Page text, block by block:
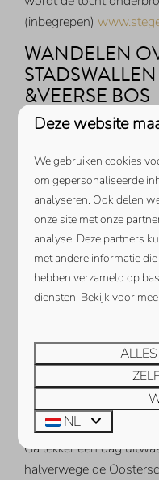
(inbegrepen)
WANDELEN
&VEERSE BOS
Veere is een kleine
plaats in Nederland
om wol te verhandelen.
Schotse tijd is te
Huizen. Nu is Veere
gunstig aan het
en dagjesmensen. Er
de stadswallen van
De routes kunt u zo
met de
ZEEHONDEN
NEELTJE JANS
Ga lekker een dag
halverwege de
Deze website
We gebruiken cookies
om gepersonaliseerde
analyseren. Ook delen
onze site met onze
analyse. Deze partners
met andere informatie
hebben verzameld op
diensten. Bekijk voor
NL